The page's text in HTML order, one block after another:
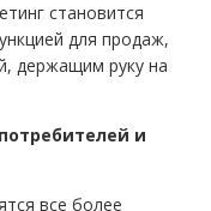
становится
для продаж,
держащим руку на
и
все более